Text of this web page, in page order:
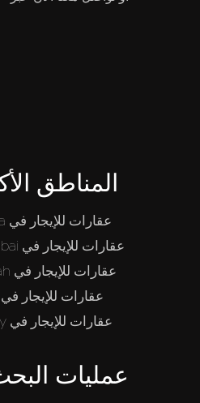
المناطق
عقارات للإيجار في Dubai Marina
عقارات للإيجار في Downtown Dubai
عقارات للإيجار في Palm Jumeirah
عقارات للإيجار في Dubai Hills
عقارات للإيجار في Business Bay
عمليات